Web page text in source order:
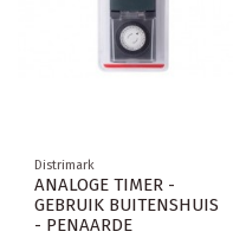
Distrimark
ANALOGE TIMER -
GEBRUIK BUITENSHUIS
- PENAARDE